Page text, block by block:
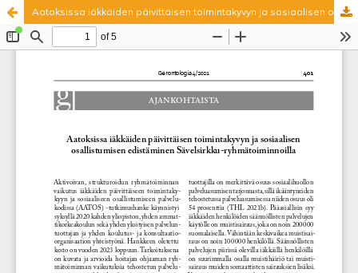
Aatoksissa iäkkäiden päivittäisen toimintakyvyn ja sosiaalisen osallistumisen edistäminen Sävelsirkku-ryhmätoiminnoilla
Tieteellisten seurain valtuuskunta